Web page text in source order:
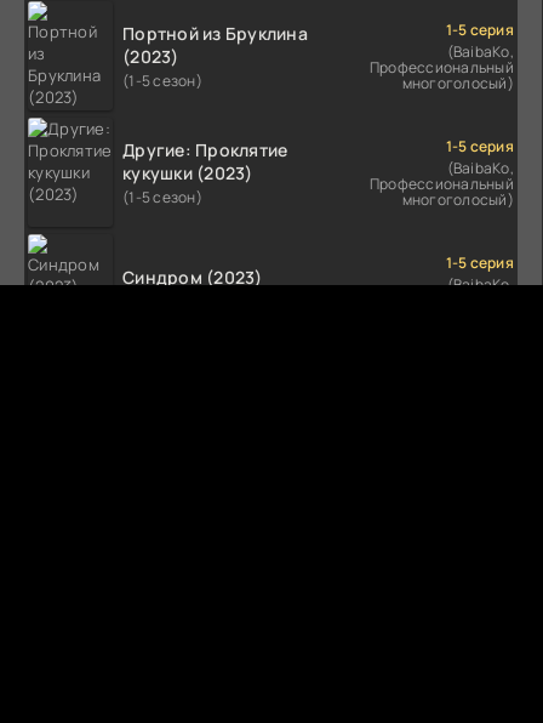
Портной из Бруклина
(2023)
(1-5 сезон)
1-5 серия
(BaibaKo,
Профессиональный
многоголосый)
Другие: Проклятие
кукушки (2023)
(1-5 сезон)
1-5 серия
(BaibaKo,
Профессиональный
многоголосый)
Синдром (2023)
1-5 серия
(BaibaKo,